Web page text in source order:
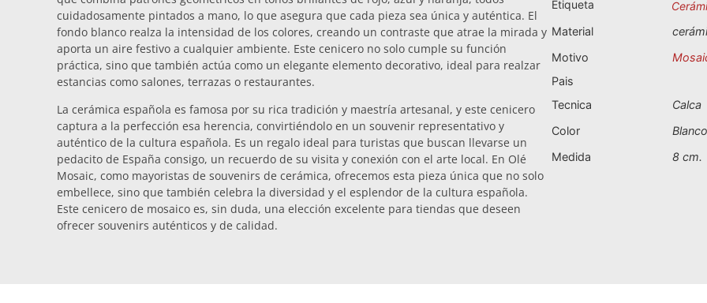
cuidadosamente pintados a mano, lo que asegura que cada pieza sea única y auténtica. El
fondo blanco realza la intensidad de los colores, creando un contraste que atrae la mirada y
aporta un aire festivo a cualquier ambiente. Este cenicero no solo cumple su función
práctica, sino que también actúa como un elegante elemento decorativo, ideal para realzar
estancias como salones, terrazas o restaurantes.
La cerámica española es famosa por su rica tradición y maestría artesanal, y este cenicero
captura a la perfección esa herencia, convirtiéndolo en un souvenir representativo y
auténtico de la cultura española. Es un regalo ideal para turistas que buscan llevarse un
pedacito de España consigo, un recuerdo de su visita y conexión con el arte local. En Olé
Mosaic, como mayoristas de souvenirs de cerámica, ofrecemos esta pieza única que no solo
embellece, sino que también celebra la diversidad y el esplendor de la cultura española.
Este cenicero de mosaico es, sin duda, una elección excelente para tiendas que deseen
ofrecer souvenirs auténticos y de calidad.
Etiqueta
Material
Motivo
Pais
Tecnica
Calca
Color
Blanco
Medida
8 cm.